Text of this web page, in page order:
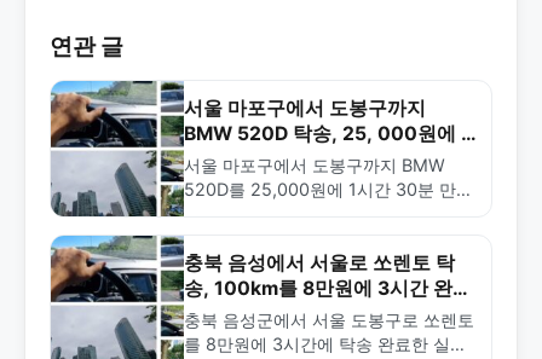
연관 글
서울 마포구에서 도봉구까지
BMW 520D 탁송, 25, 000원에 1
시간 30분 완료!
서울 마포구에서 도봉구까지 BMW
520D를 25,000원에 1시간 30분 만에
확인하세요.
충북 음성에서 서울로 쏘렌토 탁
송, 100km를 8만원에 3시간 완
주!
충북 음성군에서 서울 도봉구로 쏘렌토
를 8만원에 3시간에 탁송 완료한 실제